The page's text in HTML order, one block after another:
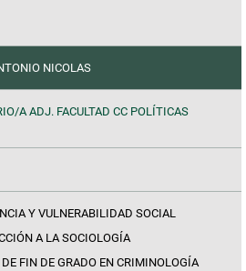
NICOLAS
A ADJ. FACULTAD CC POLÍTICAS
Y VULNERABILIDAD SOCIAL
A LA SOCIOLOGÍA
FIN DE GRADO EN CRIMINOLOGÍA